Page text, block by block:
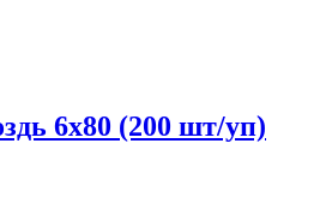
6х80 (200 шт/уп)